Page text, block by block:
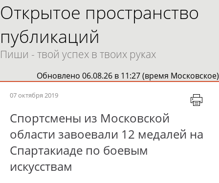
Открытое пространство
публикаций
Пиши - твой успех в твоих руках
Обновлено 06.08.26 в 11:27 (время Московское)
07 октября 2019
Спортсмены из Московской
области завоевали 12 медалей на
Спартакиаде по боевым
искусствам